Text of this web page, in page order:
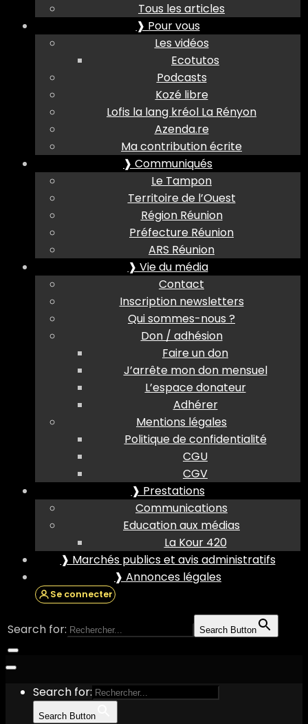
Tous les articles
❱ Pour vous
Les vidéos
Ecotutos
Podcasts
Kozé libre
Lofis la lang kréol La Rényon
Azenda.re
Ma contribution écrite
❱ Communiqués
Le Tampon
Territoire de l’Ouest
Région Réunion
Préfecture Réunion
ARS Réunion
❱ Vie du média
Contact
Inscription newsletters
Qui sommes-nous ?
Don / adhésion
Faire un don
J’arrête mon don mensuel
L’espace donateur
Adhérer
Mentions légales
Politique de confidentialité
CGU
CGV
❱ Prestations
Communications
Education aux médias
La Kour 420
❱ Marchés publics et avis administratifs
❱ Annonces légales
Se connecter
Search for: Search Button
Search for:
Search Button